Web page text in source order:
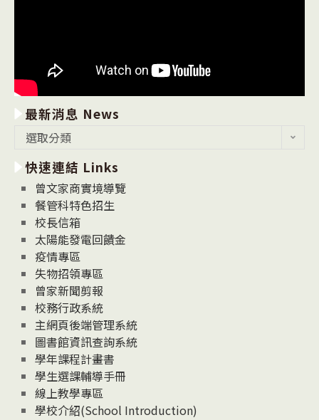
最新消息 News
消
息
News
選取分類
快速連結 Links
曾文家商實境導覽
餐管科特色招生
校長信箱
太陽能發電回饋金
疫情專區
失物招領專區
曾家新聞剪報
校務行政系統
主網頁後端管理系統
圖書館資訊查詢系統
學年課程計畫書
學生選課輔導手冊
線上教學專區
學校介紹(School Introduction)